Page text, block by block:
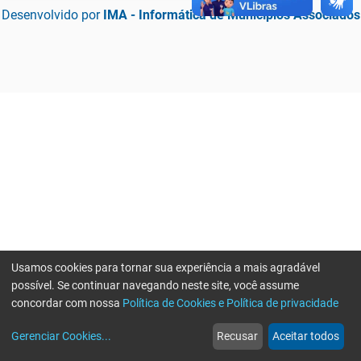
Desenvolvido por IMA - Informática de Municípios Associados
web
Notícias
more_horiz
Mais
Usamos cookies para tornar sua experiência a mais agradável
possível. Se continuar navegando neste site, você assume
concordar com nossa Política de Cookies e Política de privacidade
Gerenciar Cookies... Recusar Aceitar todos
Erro ao enviar informações, por favor tente novamente